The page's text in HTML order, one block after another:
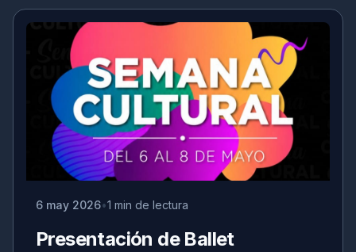
6 may 2026 1 min de lectura
Presentación de Ballet